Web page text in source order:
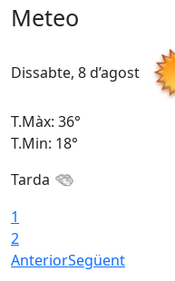
Meteo
Dissabte, 8 d’agost
T.Màx: 36°
T.Min: 18°
Tarda
1
2
AnteriorSegüent